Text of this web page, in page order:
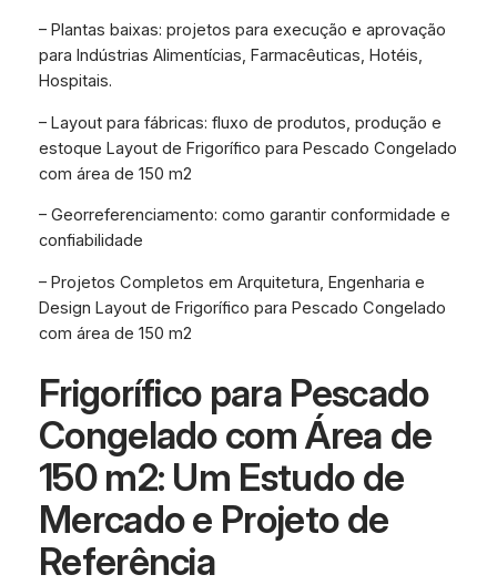
– Plantas baixas: projetos para execução e aprovação
para Indústrias Alimentícias, Farmacêuticas, Hotéis,
Hospitais.
– Layout para fábricas: fluxo de produtos, produção e
estoque Layout de Frigorífico para Pescado Congelado
com área de 150 m2
– Georreferenciamento: como garantir conformidade e
confiabilidade
– Projetos Completos em Arquitetura, Engenharia e
Design Layout de Frigorífico para Pescado Congelado
com área de 150 m2
Frigorífico para Pescado
Congelado com Área de
150 m2: Um Estudo de
Mercado e Projeto de
Referência